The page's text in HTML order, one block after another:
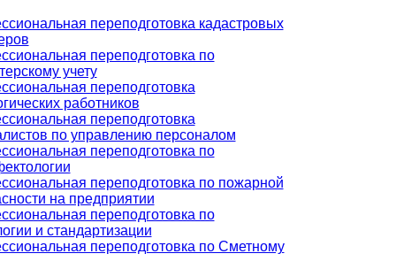
переподготовка кадастровых
переподготовка по
учету
переподготовка
работников
переподготовка
по управлению персоналом
переподготовка по
переподготовка по пожарной
на предприятии
переподготовка по
и стандартизации
переподготовка по Сметному